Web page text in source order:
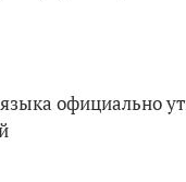
языка официально